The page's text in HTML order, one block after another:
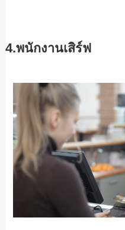
4.พนักงานเสิร์ฟ